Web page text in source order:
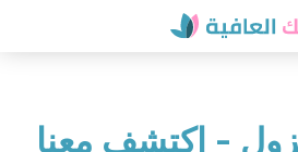
- اكتشف معنا